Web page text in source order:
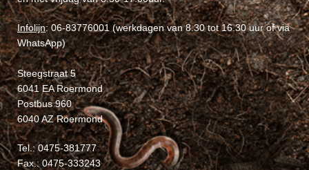
Infolijn: 06-83776001 (werkdagen van 8.30 tot 16.30 uur of via
WhatsApp)
Steegstraat 5
6041 EA Roermond
Postbus 960
6040 AZ Roermond
Tel.: 0475-381777
Fax.: 0475-333243